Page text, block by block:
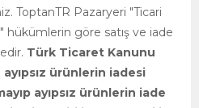
ToptanTR Pazaryeri "Ticari
hükümlerin göre satış ve iade
Türk Ticaret Kanunu
ürünlerin iadesi
ayıpsız ürünlerin iade